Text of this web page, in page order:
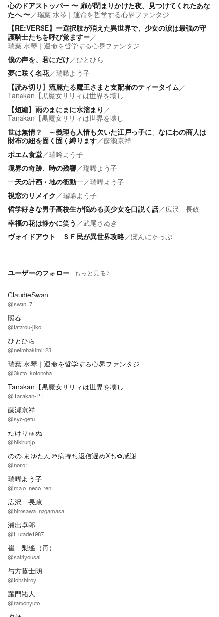
心のドアストッパー 〜 扉が閉まりかけた夜、見つけてくれたあな
たへ 〜／瑞葉 水琴｜運命を哲学する心界ファンタジ
【RE:VERSE】ー選択肢が消えた異世界で、少女の涙は最強の守
護騎士たちを呼び覚ますー／
瑞葉 水琴｜運命を哲学する心界ファンタジ
僕の声を、君にだけ／ひとひら
夢に咲く名花／瑞唏よう子
【読み切り】流麗たる魔王さまと支配者のティータイム／
Tanakan【黒魔女リリィは世界を壊し
【短編】雨のまにまに水溜まり ／
Tanakan【黒魔女リリィは世界を壊し
世は無情？ ～義理も人情も欠いた江戸っ子に、なにわの商人は
財布の紐を固く固く縛ります／藤瀬京祥
ポエム食堂／瑞唏よう子
境界の奇跡、時の残響／瑞唏よう子
―天の計画・地の衝動―／瑞唏よう子
視窓のリメイク ／瑞唏よう子
哲学好きな男子高校生が悩める美少女を口説く話／広沢 長政
幸福の花は静かに笑う ／武尾さぬき
ヴォイドアウト ＳＦ民が異世界攻略／ぽんにゃっぷ
ユーザーのフォロー もっと見る
ClaudieSwan
@swan_7
照春
@tatarou-jiko
ひとひら
@neirohakimi123
瑞葉 水琴｜運命を哲学する心界ファンタジ
@3koto_kotonoha
Tanakan【黒魔女リリィは世界を壊し
@Tanakan-PT
藤瀬京祥
@syo-getu
たけりゅぬ
@hikirunjp
のの.まゆたん＠病持ち返信遅めXも✿感謝
@nono1
瑞唏よう子
@majo_neco_ren
広沢 長政
@hirosawa_nagamasa
浦出卓郎
@t_urade1987
崔 梨遙（再）
@sairiyousai
与方藤士朗
@tohshiroy
羅門祐人
@ramonyuto